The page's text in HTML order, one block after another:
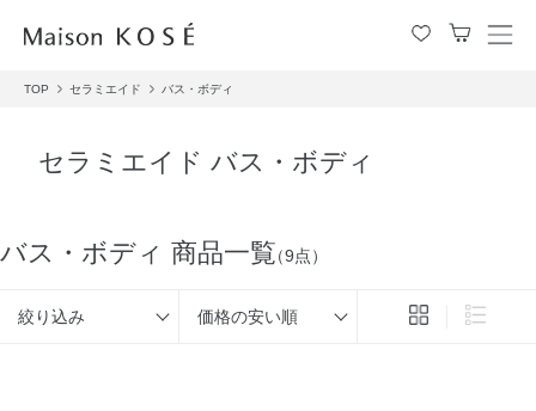
メ
TOP セラミエイド バス・ボディ
セラミエイド バス・ボディ
バス・ボディ 商品一覧（9点）
絞り込み 価格の安い順